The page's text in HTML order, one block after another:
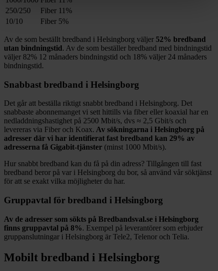
250/250
Fiber 11%
10/10
Fiber 5%
Av de som beställt bredband i Helsingborg väljer 52% bredband
utan bindningstid. Av de som beställer bredband med bindningstid
väljer 82% 12 månaders bindningstid och 18% väljer 24 månaders
bindningstid.
Snabbast bredband i Helsingborg
Det går att beställa riktigt snabbt bredband i Helsingborg. Det
snabbaste abonnemanget vi sett hittills via fiber eller koaxial har en
nedladdningshastighet på 2500 Mbit/s, dvs ≈ 2,5 Gbit/s och
levereras via Fiber och Koax. Av sökningarna i Helsingborg på
adresser där vi har identifierat fast bredband kan 29% av
adresserna få Gigabit-tjänster (minst 1000 Mbit/s).
Hur snabbt bredband kan du få på din adress? Tillgången till fast
bredband beror på var i Helsingborg du bor, så använd vår söktjänst
för att se exakt vilka möjligheter du har.
Gruppavtal för bredband i Helsingborg
Av de adresser som sökts på Bredbandsval.se i Helsingborg
finns gruppavtal på 8%. Exempel på leverantörer som erbjuder
gruppanslutningar i Helsingborg är Tele2, Telenor och Telia.
Mobilt bredband i Helsingborg